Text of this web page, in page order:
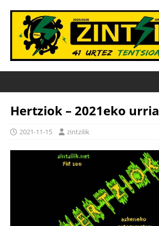
Hertziok – 2021eko
2021-11-15 zintzilik